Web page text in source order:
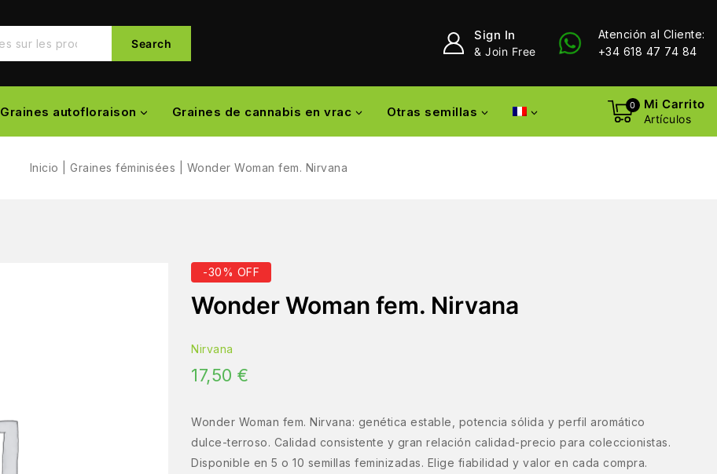
Search
Sign In
& Join Free
Atención al Cliente:
+34 618 47 74 84
Graines autofloraison Graines de cannabis en vrac Otras semillas 0 Mi Carrito
Artículos
Inicio |Graines féminisées Wonder Woman fem. Nirvana
-30% OFF
Wonder Woman fem. Nirvana
Nirvana
17,50 €
Wonder Woman fem. Nirvana: genética estable, potencia sólida y perfil aromático
dulce-terroso. Calidad consistente y gran relación calidad-precio para coleccionistas.
Disponible en 5 o 10 semillas feminizadas. Elige fiabilidad y valor en cada compra.